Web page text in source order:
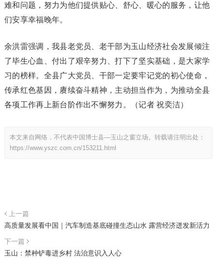
难和问题，努力为他们提供贴心、舒心、暖心的服务，让他
们安享幸福晚年。
余洪雷强调，我县老党员、老干部为玉山经济社会发展倾注
了毕生心血、付出了艰辛努力、打下了坚实基础，是大家学
习的榜样。全县广大党员、干部一定要牢记党的初心使命，
传承红色基因，赓续奋斗精神，主动担当作为，为推动全县
各项工作再上新台阶作出不懈努力。（记者 祝奕洁）
本文来自网络，不代表中国博士县—玉山之窗立场。转载请注明出处：
https://www.yszc.com.cn/153211.html
上一篇
高质量发展看中国｜汽车制造基底碰撞生态山水 露营经济迸发新活力
下一篇
玉山：禁种铲毒进乡村 法治意识入人心